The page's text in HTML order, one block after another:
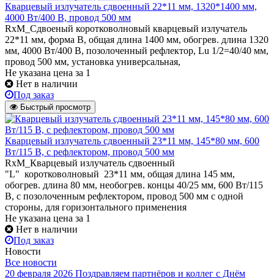
Кварцевый излучатель cдвоенный 22*11 мм, 1320*1400 мм,
4000 Вт/400 В, провод 500 мм
RxM_Сдвоеный коротковолновый кварцевый излучатель
22*11 мм, форма B, общая длина 1400 мм, обогрев. длина 1320
мм, 4000 Вт/400 В, позолоченный рефлектор, Lu 1/2=40/40 мм,
провод 500 мм, установка универсальная,
Не указана цена за 1
Нет в наличии
Под заказ
Быстрый просмотр
Кварцевый излучатель cдвоенный 23*11 мм, 145*80 мм, 600
Вт/115 В, с рефлектором, провод 500 мм
RxM_Кварцевый излучатель cдвоенный
"L" коротковолновый 23*11 мм, общая длина 145 мм,
обогрев. длина 80 мм, необогрев. концы 40/25 мм, 600 Вт/115
В, с позолоченным рефлектором, провод 500 мм с одной
стороны, для горизонтального применения
Не указана цена за 1
Нет в наличии
Под заказ
Новости
Все новости
20 февраля 2026 Поздравляем партнёров и коллег с Днём